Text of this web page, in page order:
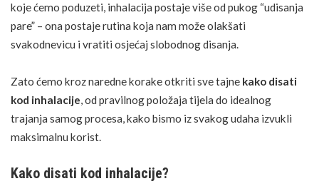
SHUTTERSTOCK
koje ćemo poduzeti, inhalacija postaje više od pukog “udisanja
pare” – ona postaje rutina koja nam može olakšati
svakodnevicu i vratiti osjećaj slobodnog disanja.
Zato ćemo kroz naredne korake otkriti sve tajne kako disati
kod inhalacije , od pravilnog položaja tijela do idealnog
trajanja samog procesa, kako bismo iz svakog udaha izvukli
maksimalnu korist.
Kako disati kod inhalacije?